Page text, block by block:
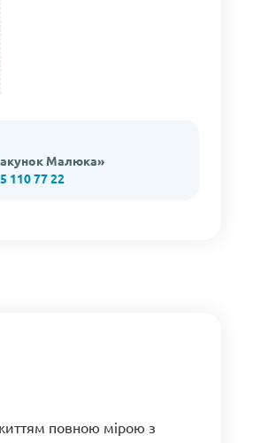
Малюка»
110 77 22
повною мірою з